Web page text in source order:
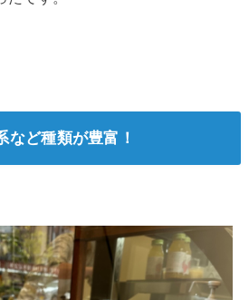
など種類が豊富！